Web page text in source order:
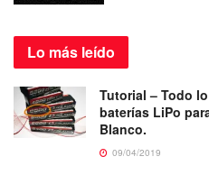
Lo más leído
Tutorial – Todo
baterías LiPo
Blanco.
09/04/2019